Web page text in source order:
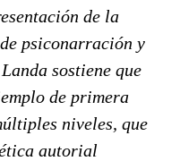
de la
psiconarración y
sostiene que
de primera
niveles, que
autorial